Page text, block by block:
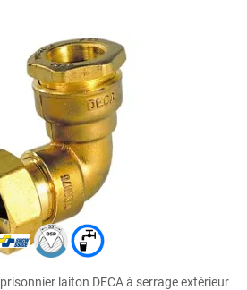
laiton DECA à serrage extérieur